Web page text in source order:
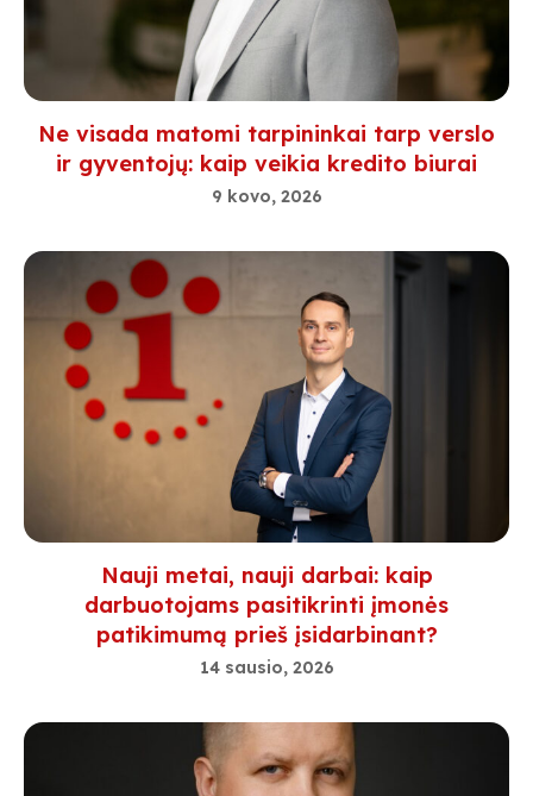
Ne visada matomi tarpininkai tarp verslo
ir gyventojų: kaip veikia kredito biurai
9 kovo, 2026
Nauji metai, nauji darbai: kaip
darbuotojams pasitikrinti įmonės
patikimumą prieš įsidarbinant?
14 sausio, 2026